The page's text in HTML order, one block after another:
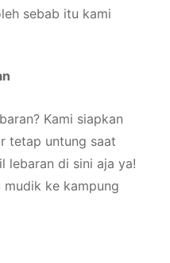
sebab itu kami
Kami siapkan
tetap untung saat
lebaran di sini aja ya!
mudik ke kampung